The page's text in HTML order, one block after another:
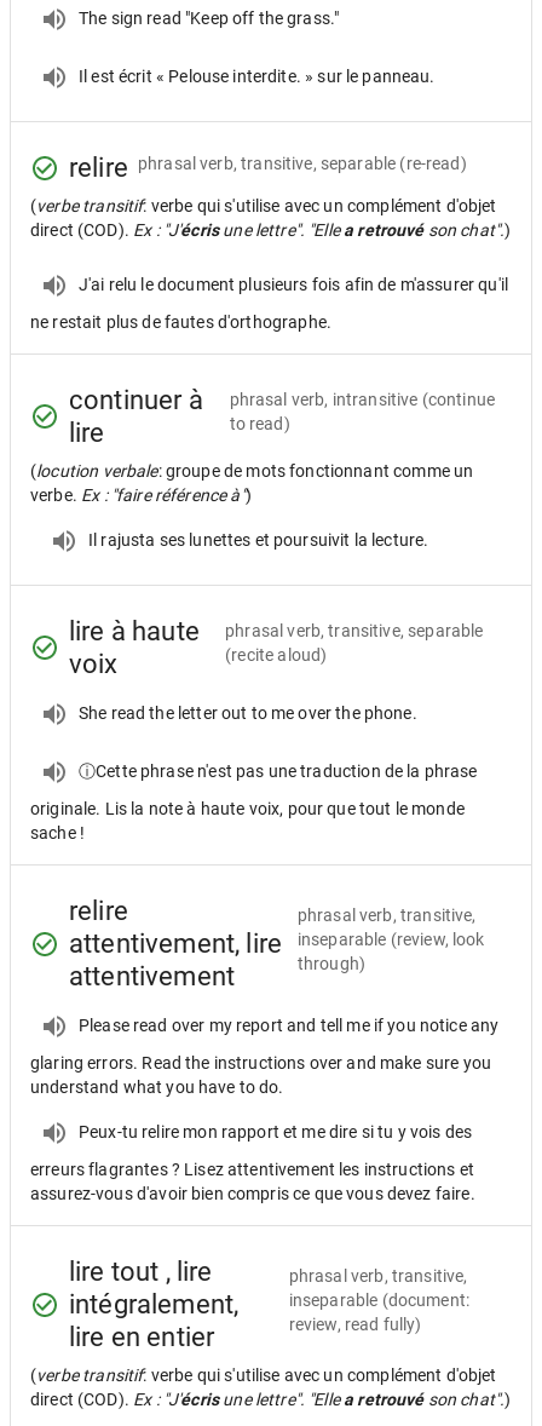
The sign read "Keep off the grass."
Il est écrit « Pelouse interdite. » sur le panneau.
relire phrasal verb, transitive, separable (re-read)
(verbe transitif: verbe qui s'utilise avec un complément d'objet
direct (COD). Ex : "J'écrisune lettre". "Ellea retrouvéson chat".)
J'ai relu le document plusieurs fois afin de m'assurer qu'il
ne restait plus de fautes d'orthographe.
continuer à
lire
phrasal verb, intransitive (continue
to read)
(locution verbale: groupe de mots fonctionnant comme un
verbe. Ex : "faire référence à")
Il rajusta ses lunettes et poursuivit la lecture.
lire à haute
voix
phrasal verb, transitive, separable
(recite aloud)
She read the letter out to me over the phone.
ⓘCette phrase n'est pas une traduction de la phrase
originale. Lis la note à haute voix, pour que tout le monde
sache !
relire
attentivement, lire
attentivement
phrasal verb, transitive,
inseparable (review, look
through)
Please read over my report and tell me if you notice any
glaring errors. Read the instructions over and make sure you
understand what you have to do.
Peux-tu relire mon rapport et me dire si tu y vois des
erreurs flagrantes ? Lisez attentivement les instructions et
assurez-vous d'avoir bien compris ce que vous devez faire.
lire tout , lire
intégralement,
lire en entier
phrasal verb, transitive,
inseparable (document:
review, read fully)
(verbe transitif: verbe qui s'utilise avec un complément d'objet
direct (COD). Ex : "J'écrisune lettre". "Ellea retrouvéson chat".)